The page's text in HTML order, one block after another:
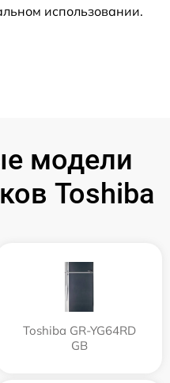
использовании.
модели
Toshiba
Toshiba GR-YG64RD
GB